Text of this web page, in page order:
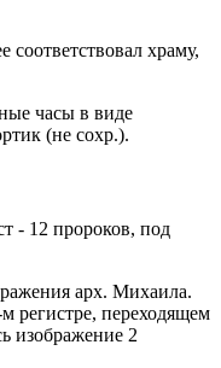
храму,
часы в виде
(не сохр.).
- 12 пророков, под
арх. Михаила.
регистре, переходящем
изображение 2